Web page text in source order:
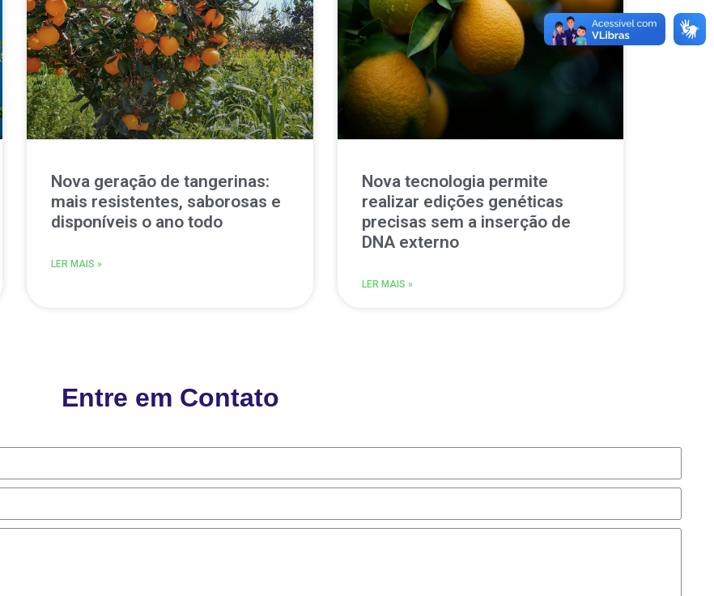
Nova geração de tangerinas:
mais resistentes, saborosas e
disponíveis o ano todo
LER MAIS »
Nova tecnologia permite
realizar edições genéticas
precisas sem a inserção de
DNA externo
LER MAIS »
Entre em Contato